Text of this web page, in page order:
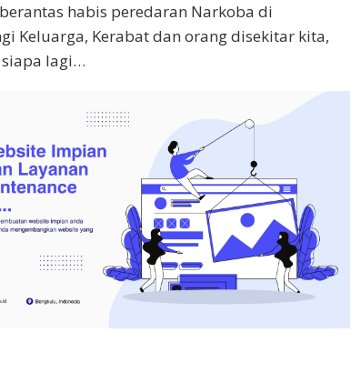
habis peredaran Narkoba di
Keluarga, Kerabat dan orang disekitar kita,
lagi…